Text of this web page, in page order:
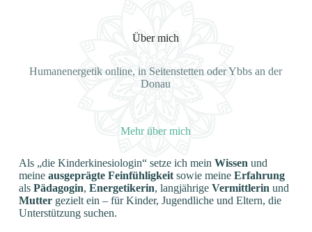
Über mich
Humanenergetik online, in Seitenstetten oder Ybbs an der
Donau
Mehr über mich
Als „die Kinderkinesiologin“ setze ich mein Wissen und
meine ausgeprägte Feinfühligkeitsowie meine Erfahrung
als Pädagogin, Energetikerin, langjährige Vermittlerin und
Muttergezielt ein – für Kinder, Jugendliche und Eltern, die
Unterstützung suchen.